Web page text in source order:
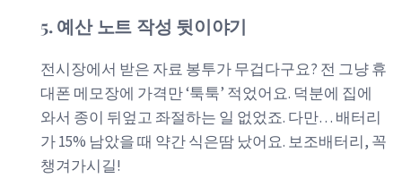
5. 예산 노트 작성 뒷이야기
전시장에서 받은 자료 봉투가 무겁다구요? 전 그냥 휴
대폰 메모장에 가격만 ‘툭툭’ 적었어요. 덕분에 집에
와서 종이 뒤엎고 좌절하는 일 없었죠. 다만… 배터리
가 15% 남았을 때 약간 식은땀 났어요. 보조배터리, 꼭
챙겨가시길!